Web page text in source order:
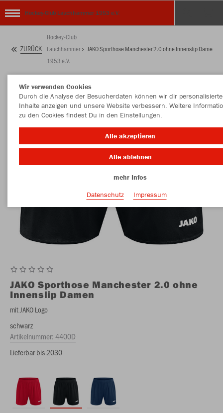
Hockey-Club Lauchhammer 1953 e.V.
ZURÜCK
Hockey-Club
Lauchhammer
1953 e.V.
JAKO Sporthose Manchester 2.0 ohne Innenslip Damen
JAKO Sporthose Manchester 2.0 ohne
Innenslip Damen
mit JAKO Logo
schwarz
Artikelnummer:4400D
Lieferbar bis 2030
Wir verwenden Cookies
Durch die Analyse der Besucherdaten können wir dir personalisierte
Inhalte anzeigen und unsere Website verbessern. Weitere
zu den Cookies findest Du in den Einstellungen.
Alle akzeptieren
Alle ablehnen
mehr Infos
Datenschutz
Impressum